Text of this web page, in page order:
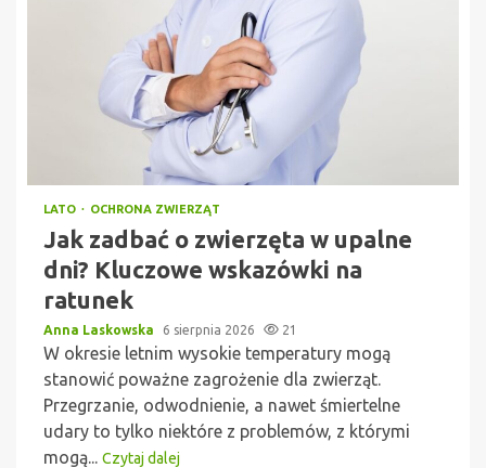
LATO OCHRONA ZWIERZĄT
Jak zadbać o zwierzęta w upalne
dni? Kluczowe wskazówki na
ratunek
Anna Laskowska 6 sierpnia 2026 21
W okresie letnim wysokie temperatury mogą
stanowić poważne zagrożenie dla zwierząt.
Przegrzanie, odwodnienie, a nawet śmiertelne
udary to tylko niektóre z problemów, z którymi
mogą... Czytaj dalej